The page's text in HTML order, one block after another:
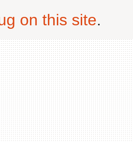
on this site.